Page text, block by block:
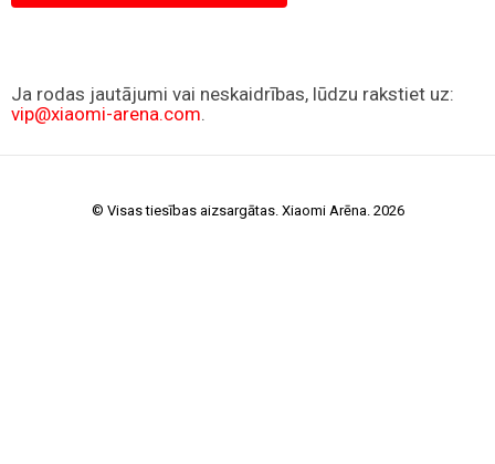
© Visas tiesības aizsargātas. Xiaomi Arēna. 2026